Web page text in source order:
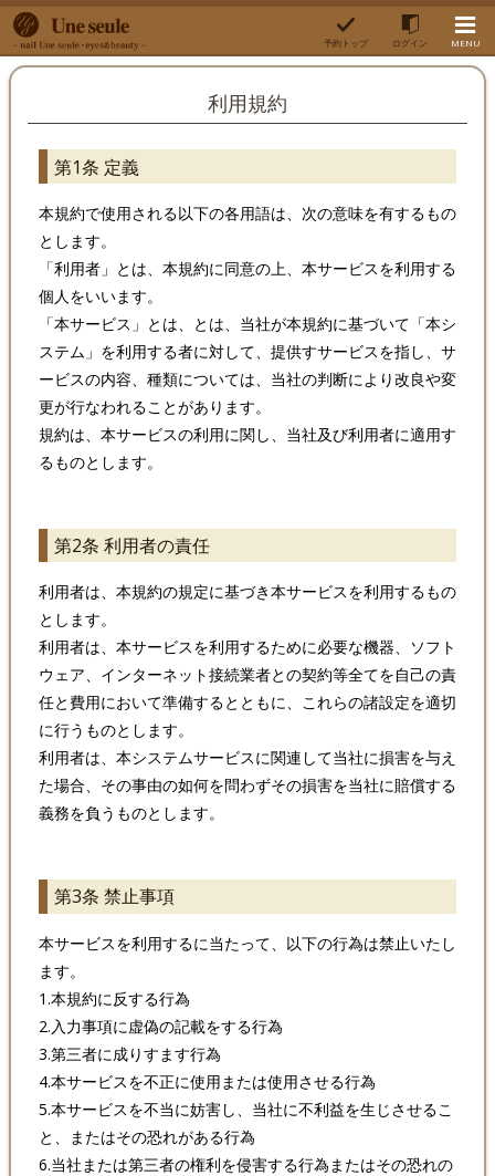
予約トップ ログイン MENU
利用規約
第1条 定義
本規約で使用される以下の各用語は、次の意味を有するもの
とします。
「利用者」とは、本規約に同意の上、本サービスを利用する
個人をいいます。
「本サービス」とは、とは、当社が本規約に基づいて「本シ
ステム」を利用する者に対して、提供すサービスを指し、サ
ービスの内容、種類については、当社の判断により改良や変
更が行なわれることがあります。
規約は、本サービスの利用に関し、当社及び利用者に適用す
るものとします。
第2条 利用者の責任
利用者は、本規約の規定に基づき本サービスを利用するもの
とします。
利用者は、本サービスを利用するために必要な機器、ソフト
ウェア、インターネット接続業者との契約等全てを自己の責
任と費用において準備するとともに、これらの諸設定を適切
に行うものとします。
利用者は、本システムサービスに関連して当社に損害を与え
た場合、その事由の如何を問わずその損害を当社に賠償する
義務を負うものとします。
第3条 禁止事項
本サービスを利用するに当たって、以下の行為は禁止いたし
ます。
1.本規約に反する行為
2.入力事項に虚偽の記載をする行為
3.第三者に成りすます行為
4.本サービスを不正に使用または使用させる行為
5.本サービスを不当に妨害し、当社に不利益を生じさせるこ
と、またはその恐れがある行為
6.当社または第三者の権利を侵害する行為またはその恐れの